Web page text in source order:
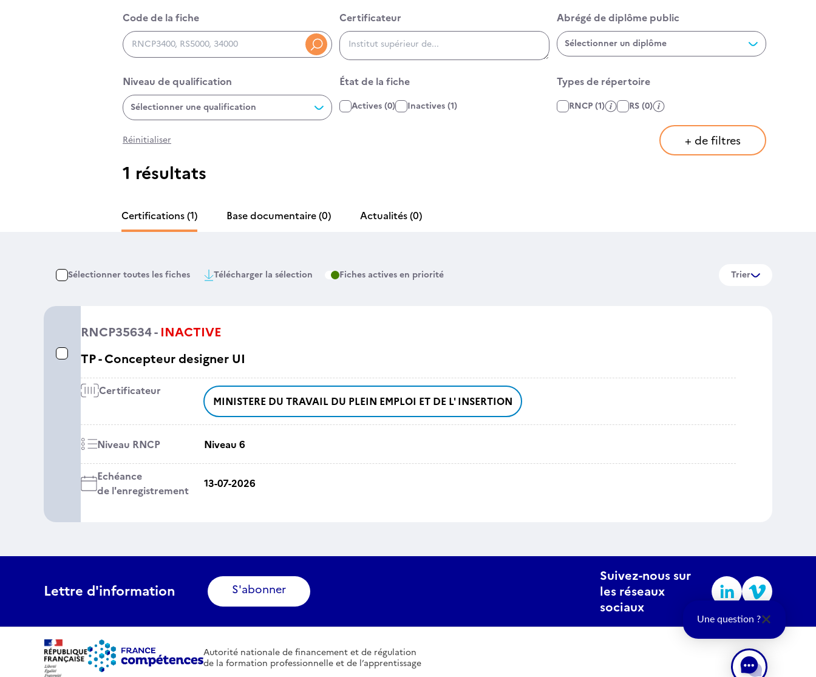
Code de la fiche
Code de la fiche
RNCP3400, RS5000, 34000
Certificateur
Certificateur Abrégé de diplôme public
Abrégé de diplôme public
Sélectionner un diplôme
Niveau de qualification
Niveau de qualification
Sélectionner une qualification
État de la fiche
État de la fiche
Actives(0) Inactives(1)
Affiner par type de fiche
Types de répertoire
RNCP(1) RS(0)
Réinitialiser + de filtres
1 résultats
Certifications(1) Base documentaire(0) Actualités(0)
Sélectionner toutes les fiches Télécharger la sélection Fiches actives en priorité Trier
RNCP35634 - INACTIVE
TP - Concepteur designer UI
Certificateur
MINISTERE DU TRAVAIL DU PLEIN EMPLOI ET DE L' INSERTION
Niveau RNCP Niveau 6
Echéance
de l'enregistrement
13-07-2026
Lettre d'information S'abonner
Suivez-nous sur
les réseaux
sociaux
Autorité nationale de financement et de régulation
de la formation professionnelle et de l’apprentissage
Une question ?